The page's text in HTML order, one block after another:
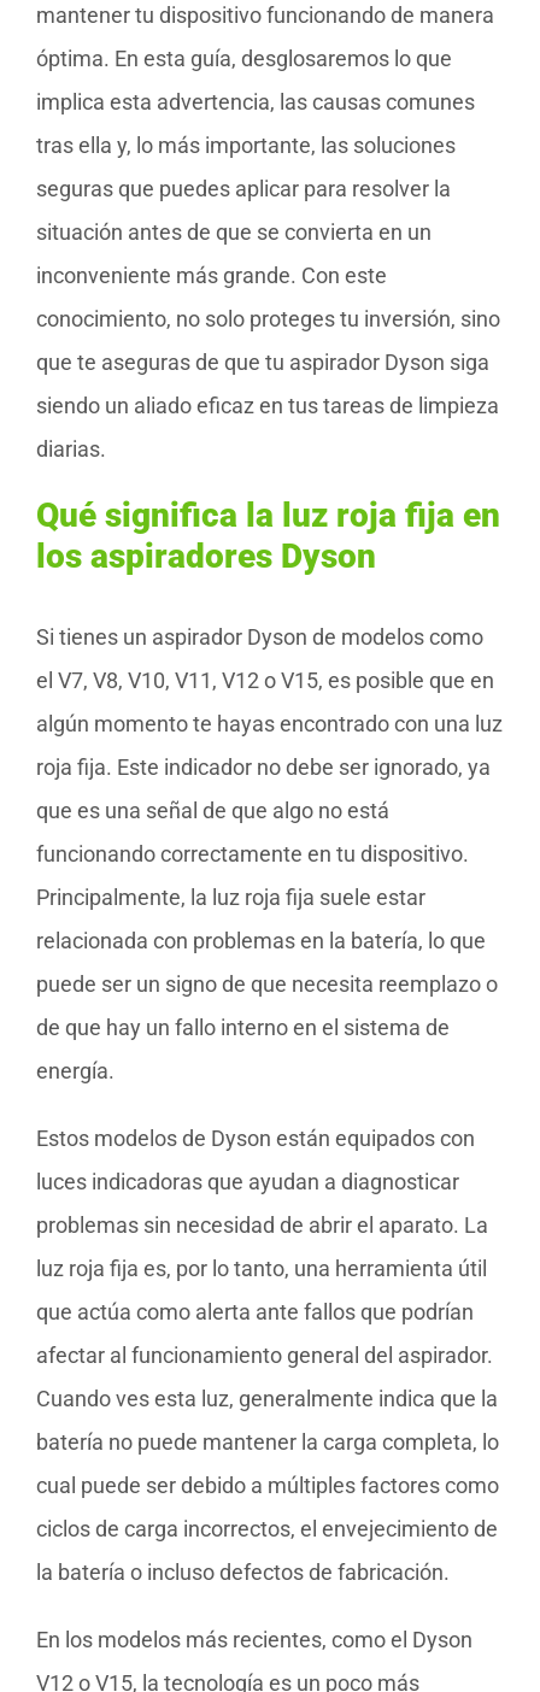
mantener tu dispositivo funcionando de manera
óptima. En esta guía, desglosaremos lo que
implica esta advertencia, las causas comunes
tras ella y, lo más importante, las soluciones
seguras que puedes aplicar para resolver la
situación antes de que se convierta en un
inconveniente más grande. Con este
conocimiento, no solo proteges tu inversión, sino
que te aseguras de que tu aspirador Dyson siga
siendo un aliado eficaz en tus tareas de limpieza
diarias.
Qué significa la luz roja fija en
los aspiradores Dyson
Si tienes un aspirador Dyson de modelos como
el V7, V8, V10, V11, V12 o V15, es posible que en
algún momento te hayas encontrado con una luz
roja fija. Este indicador no debe ser ignorado, ya
que es una señal de que algo no está
funcionando correctamente en tu dispositivo.
Principalmente, la luz roja fija suele estar
relacionada con problemas en la batería, lo que
puede ser un signo de que necesita reemplazo o
de que hay un fallo interno en el sistema de
energía.
Estos modelos de Dyson están equipados con
luces indicadoras que ayudan a diagnosticar
problemas sin necesidad de abrir el aparato. La
luz roja fija es, por lo tanto, una herramienta útil
que actúa como alerta ante fallos que podrían
afectar al funcionamiento general del aspirador.
Cuando ves esta luz, generalmente indica que la
batería no puede mantener la carga completa, lo
cual puede ser debido a múltiples factores como
ciclos de carga incorrectos, el envejecimiento de
la batería o incluso defectos de fabricación.
En los modelos más recientes, como el Dyson
V12 o V15, la tecnología es un poco más